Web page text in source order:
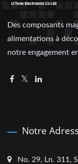
Des composants
alimentations à
notre engagement
Notre
No. 29, Ln. 311,